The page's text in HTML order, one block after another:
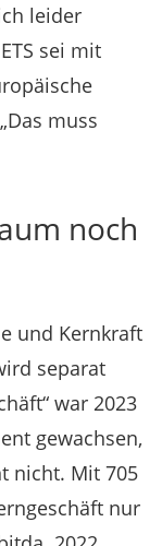
leider
sei mit
muss
noch
und Kernkraft
separat
war 2023
gewachsen,
nicht. Mit 705
nur